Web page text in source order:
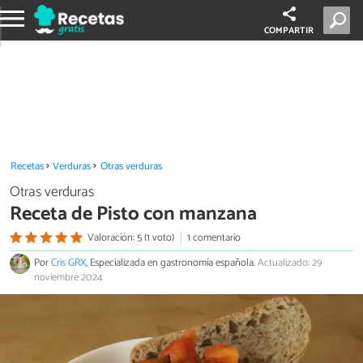
COMPARTIR
Recetas Verduras Otras verduras
Otras verduras
Receta de Pisto con manzana
Valoración: 5 (1 voto)
1 comentario
PorCris GRX, Especializada en gastronomía española.Actualizado: 29
noviembre 2024